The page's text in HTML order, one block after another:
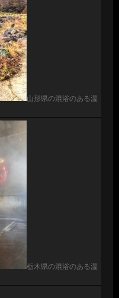
山形県の混浴のある温
栃木県の混浴のある温